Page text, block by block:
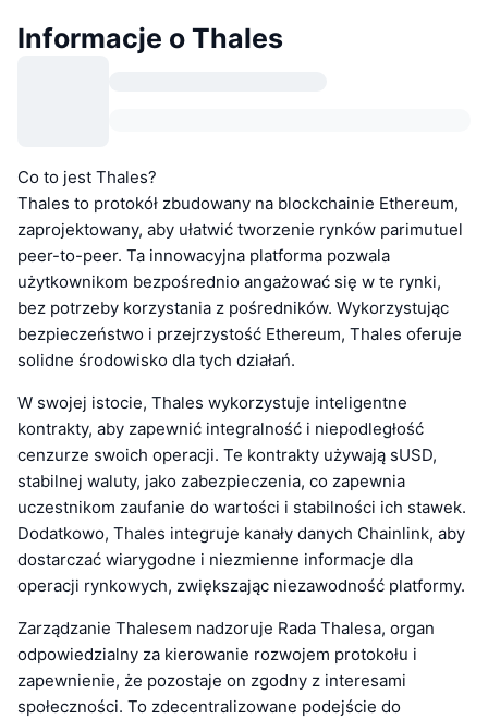
Informacje o Thales
Co to jest Thales?
Thales to protokół zbudowany na blockchainie Ethereum,
zaprojektowany, aby ułatwić tworzenie rynków parimutuel
peer-to-peer. Ta innowacyjna platforma pozwala
użytkownikom bezpośrednio angażować się w te rynki,
bez potrzeby korzystania z pośredników. Wykorzystując
bezpieczeństwo i przejrzystość Ethereum, Thales oferuje
solidne środowisko dla tych działań.
W swojej istocie, Thales wykorzystuje inteligentne
kontrakty, aby zapewnić integralność i niepodległość
cenzurze swoich operacji. Te kontrakty używają sUSD,
stabilnej waluty, jako zabezpieczenia, co zapewnia
uczestnikom zaufanie do wartości i stabilności ich stawek.
Dodatkowo, Thales integruje kanały danych Chainlink, aby
dostarczać wiarygodne i niezmienne informacje dla
operacji rynkowych, zwiększając niezawodność platformy.
Zarządzanie Thalesem nadzoruje Rada Thalesa, organ
odpowiedzialny za kierowanie rozwojem protokołu i
zapewnienie, że pozostaje on zgodny z interesami
społeczności. To zdecentralizowane podejście do